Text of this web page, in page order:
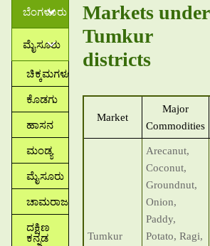
ಬೆಂಗಳೂರು
ಮೈಸೂರು
ಚಿಕ್ಕಮಗಳೂರು
ಕೊಡಗು
ಹಾಸನ
ಮಂಡ್ಯ
ಮೈಸೂರು
ಚಾಮರಾಜನಗರ
ದಕ್ಷಿಣ
ಕನ್ನಡ
Markets under
Tumkur
districts
Market
Major
Commodities
Tumkur
Arecanut,
Coconut,
Groundnut,
Onion,
Paddy,
Potato, Ragi,